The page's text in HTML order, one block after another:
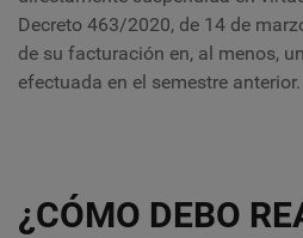
Decreto 463/2020, de 14 de
de su facturación en, al menos,
efectuada en el semestre anterior.
¿CÓMO DEBO